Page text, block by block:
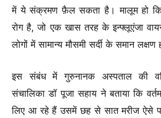
में ये संक्रमण फ़ैल सकता है। मालूम हो
रोग है, जो एक खास तरह के इन्फ्लूएंजा
लोगों में सामान्य मौसमी सर्दी के समान लक्षण
इस संबंध में गुरुनानक अस्पताल की
संचालिका डॉ पूजा सहाय ने बताया कि
लिए आ रहे हैं उसमें छह से सात मरीज ऐसे